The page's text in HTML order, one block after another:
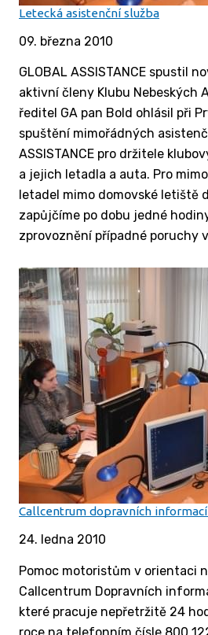
Letecká asistenční služba
09. března 2010
GLOBAL ASSISTANCE spustil
aktivní členy Klubu Nebeských
ředitel GA pan Bold ohlásil při
spuštění mimořádných
ASSISTANCE pro držitele
a jejich letadla a auta. Pro
letadel mimo domovské letiště
zapůjčíme po dobu jedné
zprovoznění případné poruchy
Callcentrum dopravních
24. ledna 2010
Pomoc motoristům v orientaci
Callcentrum Dopravních
které pracuje nepřetržitě 24
roce na telefonním čísle 800